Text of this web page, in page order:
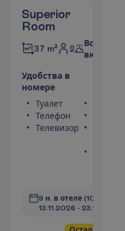
Superior
Room
37 m² 2
Все
включено
Удобства в
номере
Туалет
Телефон
Телевизор
9 н. в отеле (10 н. всего)
13.11.2026 - 23.11.2026